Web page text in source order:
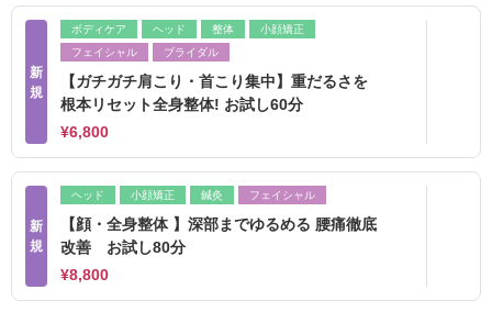
新
規
ボディケア ヘッド 整体
小顔矯正
フェイシャル
ブライダル
【ガチガチ肩こり・首こり集中】重だるさを
根本リセット全身整体! お試し60分
¥6,800
新
規
ヘッド 小顔矯正 鍼灸 フェイシャル
【顔・全身整体 】深部までゆるめる 腰痛徹底
改善 お試し80分
¥8,800